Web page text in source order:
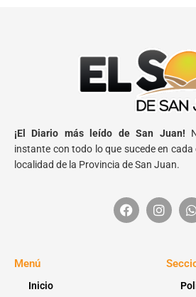
¡El Diario más leído de San Juan!
instante con todo lo que sucede en
localidad de la Provincia de San Juan.
Menú
Inicio